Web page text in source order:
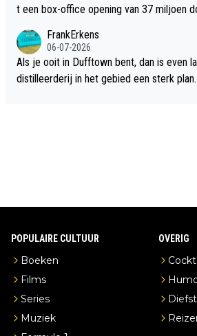
t een box-office opening van 37 miljoen
FrankErkens
06-07-2026
Als je ooit in Dufftown bent, dan is even
distilleerderij in het gebied een sterk plan. Of beter nog; plan ee
POPULAIRE CULTUUR
Boeken
Films
Series
Muziek
OVERIG